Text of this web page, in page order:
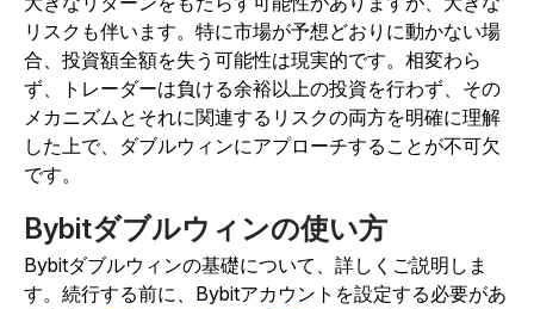
リスクも伴います。特に市場が予想どおりに動かない場
合、投資額全額を失う可能性は現実的です。相変わら
ず、トレーダーは負ける余裕以上の投資を行わず、その
メカニズムとそれに関連するリスクの両方を明確に理解
した上で、ダブルウィンにアプローチすることが不可欠
です。
Bybitダブルウィンの使い方
Bybitダブルウィンの基礎について、詳しくご説明しま
す。続行する前に、Bybitアカウントを設定する必要があ